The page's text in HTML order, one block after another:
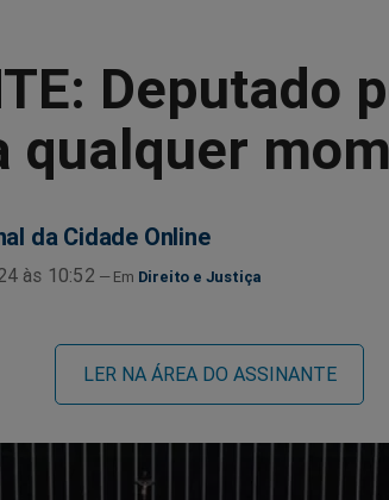
Deputado
qualquer
da Cidade Online
às 10:52 Direito e Justiça
LER NA ÁREA DO ASSINANTE